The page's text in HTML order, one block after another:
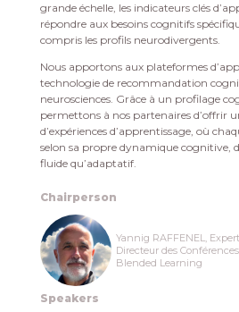
grande échelle, les indicateurs clés
répondre aux besoins cognitifs
compris les profils neurodivergents.
Nous apportons aux plateformes
technologie de recommandation
neurosciences. Grâce à un profilage
permettons à nos partenaires d’offrir
d’expériences d’apprentissage, où
selon sa propre dynamique cognitive,
fluide qu’adaptatif.
Chairperson
Yannig RAFFENEL,
Directeur des
Blended Learning
Speakers